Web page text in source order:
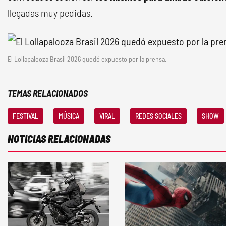
llegadas muy pedidas.
El Lollapalooza Brasil 2026 quedó expuesto por la prensa.
TEMAS RELACIONADOS
FESTIVAL MÚSICA VIRAL REDES SOCIALES SHOW
NOTICIAS RELACIONADAS